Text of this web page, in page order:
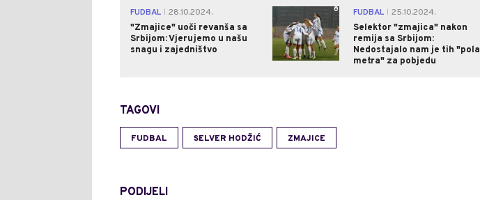
FUDBAL
28.10.2024.
"Zmajice" uoči revanša sa
Srbijom: Vjerujemo u našu
snagu i zajedništvo
0 FUDBAL
25.10.2024.
Selektor "zmajica" nakon
remija sa Srbijom:
Nedostajalo nam je tih "pola
metra" za pobjedu
TAGOVI
FUDBAL SELVER HODŽIĆ ZMAJICE
PODIJELI